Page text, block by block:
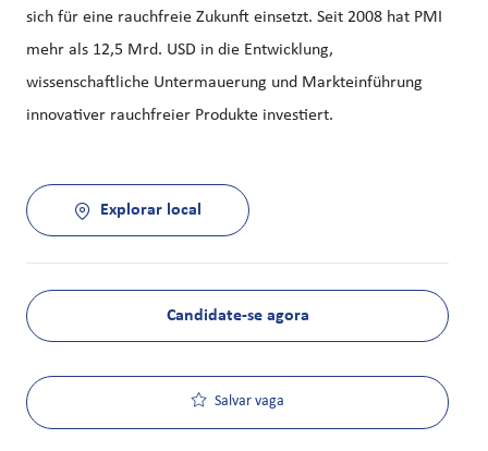
sich für eine rauchfreie Zukunft einsetzt. Seit 2008 hat PMI
mehr als 12,5 Mrd. USD in die Entwicklung,
wissenschaftliche Untermauerung und Markteinführung
innovativer rauchfreier Produkte investiert.
Explorar local
Candidate-se agora
Salvar vaga